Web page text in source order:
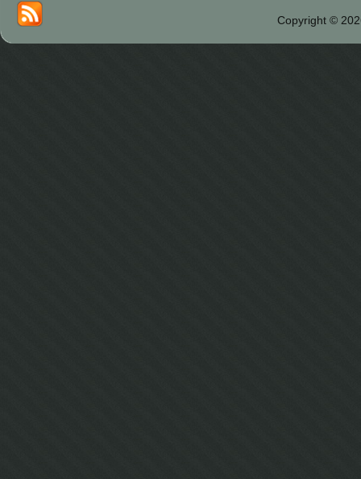
Copyright ©